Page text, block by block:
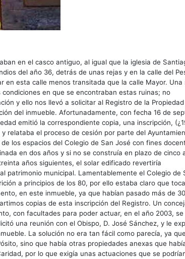
en el casco antiguo, al igual que la iglesia de
del año 36, detrás de unas rejas y en la calle del
en esta calle menos transitada que la calle Mayor. Una
en que se encontraban estas ruinas; no
y ello nos llevó a solicitar al Registro de la
del inmueble. Afortunadamente, con fecha 16 de
emitió la correspondiente copia, una inscripción,
relataba el proceso de cesión por parte del
los espacios del Colegio de San José con fines
en dos años y si no se construía en plazo de cinco
años siguientes, el solar edificado revertiría
patrimonio municipal. Lamentablemente el Colegio de
a principios de los 80, por ello estaba claro que
en este inmueble, ya que habían pasado más de
copias de esta inscripción del Registro. Un
con facultades para poder actuar, en el año 2003, se
una reunión con el Obispo, D. José Sánchez, y le
La solución no era tan fácil como parecía, ya
sino que había otras propiedades anexas que
por lo que exigía unas actuaciones que se